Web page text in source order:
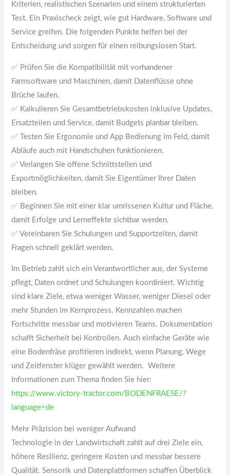
Kriterien, realistischen Szenarien und einem strukturierten
Test. Ein Praxischeck zeigt, wie gut Hardware, Software und
Service greifen. Die folgenden Punkte helfen bei der
Entscheidung und sorgen für einen reibungslosen Start.
✅ Prüfen Sie die Kompatibilität mit vorhandener
Farmsoftware und Maschinen, damit Datenflüsse ohne
Brüche laufen.
✅ Kalkulieren Sie Gesamtbetriebskosten inklusive Updates,
Ersatzteilen und Service, damit Budgets planbar bleiben.
✅ Testen Sie Ergonomie und App Bedienung im Feld, damit
Abläufe auch mit Handschuhen funktionieren.
✅ Verlangen Sie offene Schnittstellen und
Exportmöglichkeiten, damit Sie Eigentümer Ihrer Daten
bleiben.
✅ Beginnen Sie mit einer klar umrissenen Kultur und Fläche,
damit Erfolge und Lerneffekte sichtbar werden.
✅ Vereinbaren Sie Schulungen und Supportzeiten, damit
Fragen schnell geklärt werden.
Im Betrieb zahlt sich ein Verantwortlicher aus, der Systeme
pflegt, Daten ordnet und Schulungen koordiniert. Wichtig
sind klare Ziele, etwa weniger Wasser, weniger Diesel oder
mehr Stunden im Kernprozess. Kennzahlen machen
Fortschritte messbar und motivieren Teams. Dokumentation
schafft Sicherheit bei Kontrollen. Auch einfache Geräte wie
eine Bodenfräse profitieren indirekt, wenn Planung, Wege
und Zeitfenster klüger gewählt werden. Weitere
Informationen zum Thema finden Sie hier:
https://www.victory-tractor.com/BODENFRAESE/?
language=de
Mehr Präzision bei weniger Aufwand
Technologie in der Landwirtschaft zahlt auf drei Ziele ein,
höhere Resilienz, geringere Kosten und messbar bessere
Qualität. Sensorik und Datenplattformen schaffen Überblick